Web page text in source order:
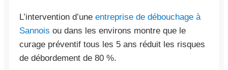
L’intervention d’une entreprise de débouchage à
Sannois ou dans les environs montre que le
curage préventif tous les 5 ans réduit les risques
de débordement de 80 %.